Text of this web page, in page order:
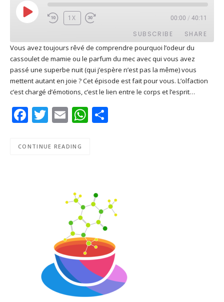
PLAY
EPISODE
1X 00:00 / 40:11
SUBSCRIBE SHARE
Apple Podcasts Deezer
Google Play PocketCasts
Podcast Addict RSS
Spotify
RSS FEED
SHARE
LINK
Vous avez toujours rêvé de comprendre pourquoi l’odeur du
cassoulet de mamie ou le parfum du mec avec qui vous avez
passé une superbe nuit (qui j’espère n’est pas la même) vous
mettent autant en joie ? Cet épisode est fait pour vous. L’olfaction
c’est chargé d’émotions, c’est le lien entre le corps et l’esprit…
Facebook
Twitter
EmailWhatsApp
CONTINUE READING